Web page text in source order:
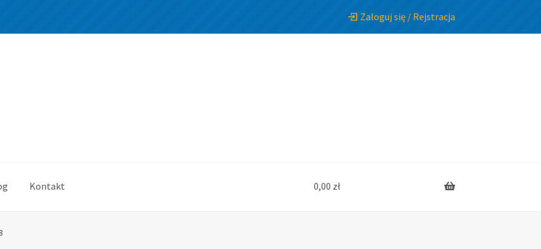
Zaloguj się / Rejstracja
Kontakt 0,00 zł